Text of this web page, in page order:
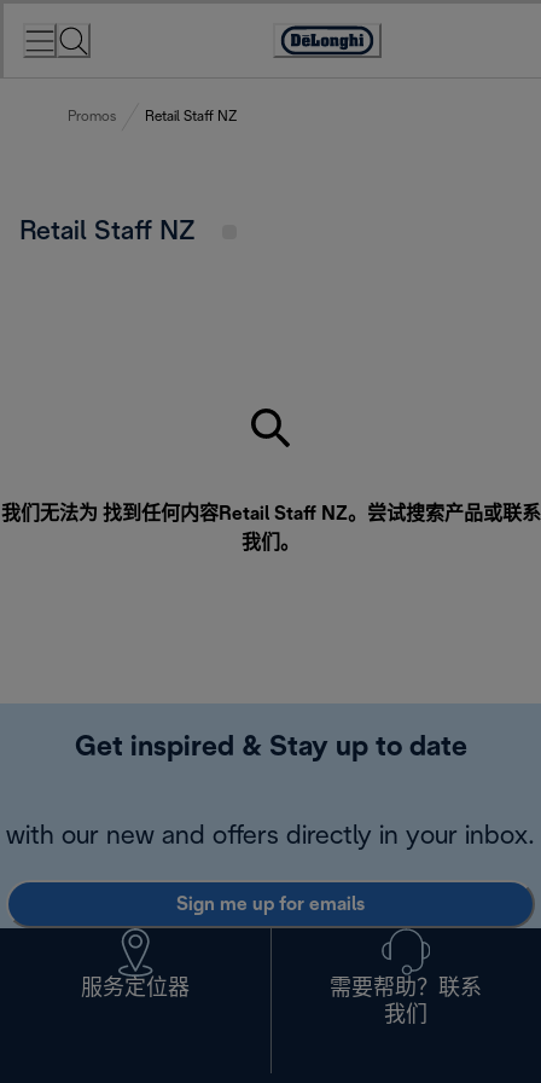
Accessibility
Promos Retail Staff NZ
Retail Staff NZ
我们无法为 找到任何内容Retail Staff NZ。尝试搜索产品或联系
我们 。
Get inspired & Stay up to date
with our new and offers directly in your inbox.
Sign me up for emails
服务定位器
需要帮助？联系
我们